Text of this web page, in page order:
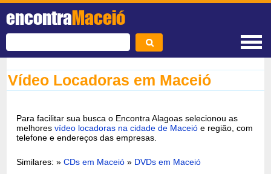
encontraMaceió
Vídeo Locadoras em Maceió
Para facilitar sua busca o Encontra Alagoas selecionou as
melhoresvídeo locadoras na cidade de Maceió e região, com
telefone e endereços das empresas.
Similares: »CDs em Maceió » DVDs em Maceió